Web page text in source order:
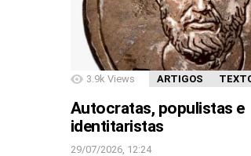
3.9k Views ARTIGOS
Autocratas, populistas e
identitaristas
29/07/2026, 12:24